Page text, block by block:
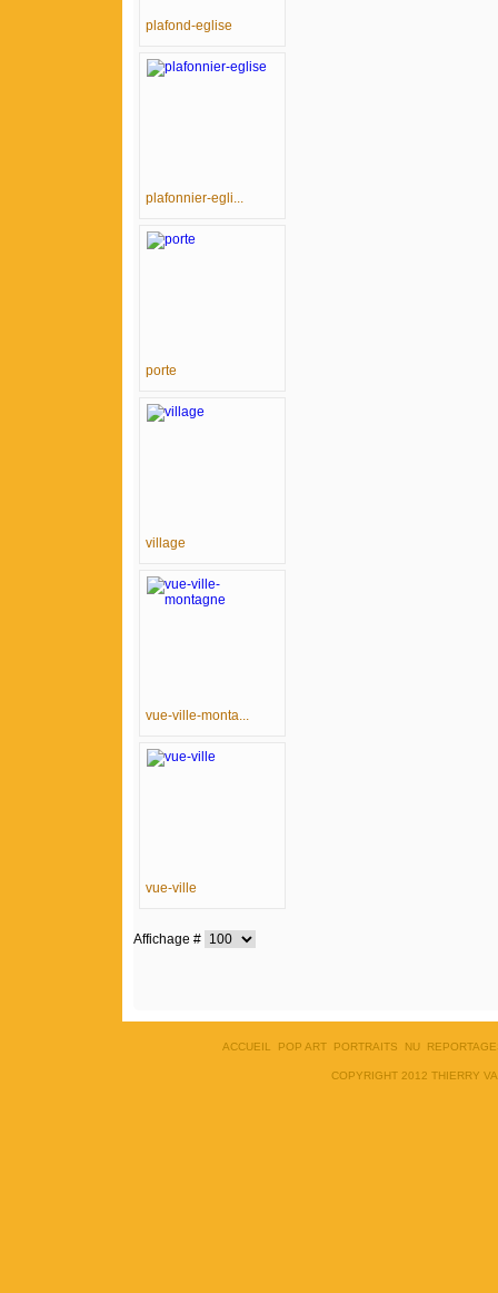
plafond-eglise
plafonnier-egli...
porte
village
vue-ville-monta...
vue-ville
Affichage #
ACCUEIL POP ART PORTRAITS NU
COPYRIGHT 2012 THIERRY